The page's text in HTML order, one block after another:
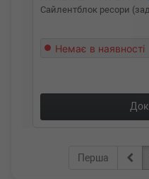
Сайлентблок ресори
Немає в наявності
Перша